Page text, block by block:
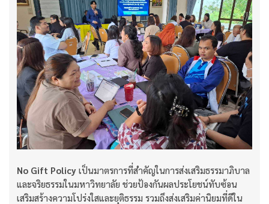
No Gift Policy เป็นมาตรการที่สำคัญในการส่งเสริมธรรมาภิบาล
และจริยธรรมในมหาวิทยาลัย ช่วยป้องกันผลประโยชน์ทับซ้อน
เสริมสร้างความโปร่งใสและยุติธรรม รวมถึงส่งเสริมค่านิยมที่ดีใน